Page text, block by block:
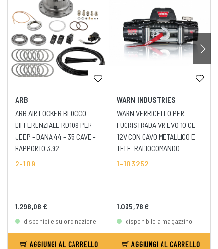
ARB
ARB AIR LOCKER BLOCCO
DIFFERENZIALE RD109 PER
JEEP - DANA 44 - 35 CAVE -
RAPPORTO 3.92
2-109
1.298,08 €
disponibile su ordinazione
AGGIUNGI AL CARRELLO
WARN INDUSTRIES
WARN VERRICELLO PER
FUORISTRADA VR EVO 10 CE
12V CON CAVO METALLICO E
TELE-RADIOCOMANDO
1-103252
1.035,78 €
disponibile a magazzino
AGGIUNGI AL CARRELLO